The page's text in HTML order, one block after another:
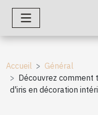
Accueil
Général
Découvrez comment
d'iris en décoration